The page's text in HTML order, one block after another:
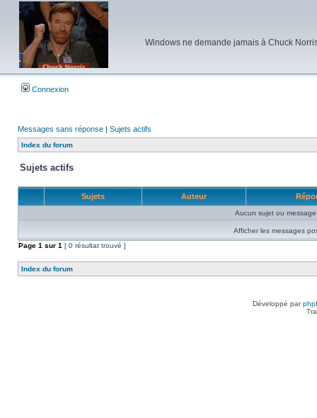
Windows ne demande jamais à Chuck
Connexion
Messages sans réponse | Sujets actifs
Index du forum
Sujets actifs
Sujets Auteur
Aucun sujet ou
Afficher les messages
Page 1 sur 1 [ 0 résultat trouvé ]
Index du forum
Développé par